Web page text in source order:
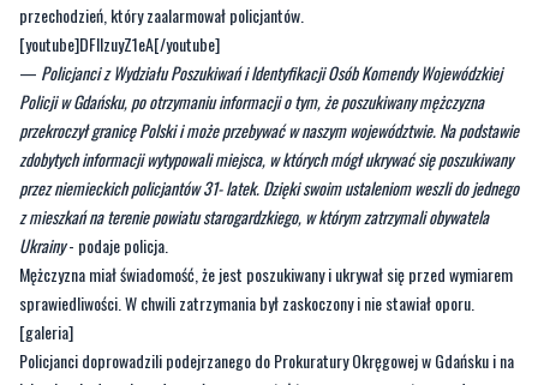
Policji w Gdańsku, po otrzymaniu informacji o tym, że poszukiwany mężczyzna
przekroczył granicę Polski i może przebywać w naszym województwie. Na podstawie
zdobytych informacji wytypowali miejsca, w których mógł ukrywać się poszukiwany
przez niemieckich policjantów 31- latek. Dzięki swoim ustaleniom weszli do jednego
z mieszkań na terenie powiatu starogardzkiego, w którym zatrzymali obywatela
Ukrainy- podaje policja.
Mężczyzna miał świadomość, że jest poszukiwany i ukrywał się przed wymiarem
sprawiedliwości. W chwili zatrzymania był zaskoczony i nie stawiał oporu.
[galeria]
Policjanci doprowadzili podejrzanego do Prokuratury Okręgowej w Gdańsku i na
jej wniosek, decyzją sądu, mężczyzna został tymczasowo aresztowany do czasu
wydania decyzji o jego ekstradycji.